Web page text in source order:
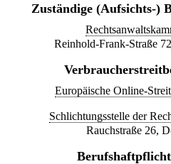
Zuständige (Aufsichts-)
Reinhold-Frank-Straße
Europäische Online-
Schlichtungsstelle der
Rauchstraße 26,